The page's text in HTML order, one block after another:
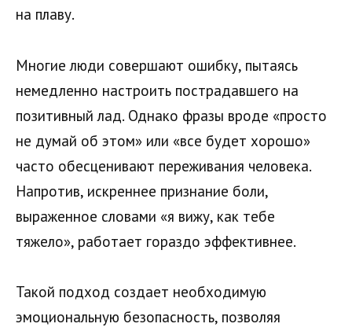
на плаву.
Многие люди совершают ошибку, пытаясь
немедленно настроить пострадавшего на
позитивный лад. Однако фразы вроде «просто
не думай об этом» или «все будет хорошо»
часто обесценивают переживания человека.
Напротив, искреннее признание боли,
выраженное словами «я вижу, как тебе
тяжело», работает гораздо эффективнее.
Такой подход создает необходимую
эмоциональную безопасность, позволяя